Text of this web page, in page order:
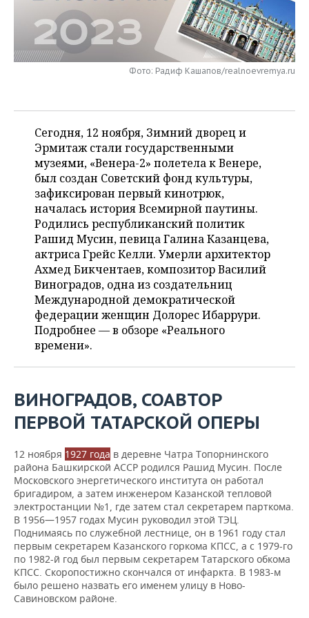
НЕФТЕХИМИЯ
НЕФТЬ
РОЗНИЧНАЯ ТОРГОВЛЯ
ТРАНСПОРТ
НОВОСТИ ТЕХНОЛОГИЙ
IT
МЕРОПРИЯТИЯ
НОВОСТИ МЕРОПРИЯТИЙ
ONLINE-КОНФЕРЕНЦИИ
ОТКРЫТАЯ ЛЕКЦИЯ
СПОРТ
ХОККЕЙ
БАСКЕТБОЛ
ВОЛЕЙБОЛ
КИБЕРСПОРТ
ФИГУРНОЕ КАТАНИЕ
ВОДНЫЕ ВИДЫ СПОРТА
ХОККЕЙ С МЯЧОМ
ВЛАСТЬ
ИНФРАСТРУКТУРА
ИСТОРИЯ
КУЛЬТУРА
МЕДИЦИНА
ОБРАЗОВАНИЕ
ПРОИСШЕСТВИЯ
СЮЖЕТЫ
СПРАВОЧНИК
СПИСОК ПЕРСОН
СПИСОК КОМПАНИЙ
ПОЛНАЯ ВЕРСИЯ
Фото: Радиф Кашапов/realnoevremya.ru
Сегодня, 12 ноября, Зимний дворец и
Эрмитаж стали государственными
музеями, «Венера-2» полетела к Венере,
был создан Советский фонд культуры,
зафиксирован первый кинотрюк,
началась история Всемирной паутины.
Родились республиканский политик
Рашид Мусин, певица Галина Казанцева,
актриса Грейс Келли. Умерли архитектор
Ахмед Бикчентаев, композитор Василий
Виноградов, одна из создательниц
Международной демократической
федерации женщин Долорес Ибаррури.
Подробнее — в обзоре «Реального
времени».
ВИНОГРАДОВ, СОАВТОР
ПЕРВОЙ ТАТАРСКОЙ ОПЕРЫ
12 ноября 1927 года в деревне Чатра Топорнинского
района Башкирской АССР родился Рашид Мусин. После
Московского энергетического института он работал
бригадиром, а затем инженером Казанской тепловой
электростанции №1, где затем стал секретарем парткома.
В 1956—1957 годах Мусин руководил этой ТЭЦ.
Поднимаясь по служебной лестнице, он в 1961 году стал
первым секретарем Казанского горкома КПСС, а с 1979-го
по 1982-й год был первым секретарем Татарского обкома
КПСС. Скоропостижно скончался от инфаркта. В 1983-м
было решено назвать его именем улицу в Ново-
Савиновском районе.